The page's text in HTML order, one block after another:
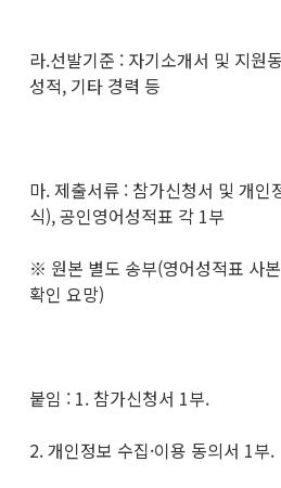
라.선발기준 : 자기소개서 및 지원
성적, 기타 경력 등
마. 제출서류 : 참가신청서 및 개인
식), 공인영어성적표 각 1부
※ 원본 별도 송부(영어성적표 사
확인 요망)
붙임 : 1. 참가신청서 1부.
2. 개인정보 수집·이용 동의서 1부.